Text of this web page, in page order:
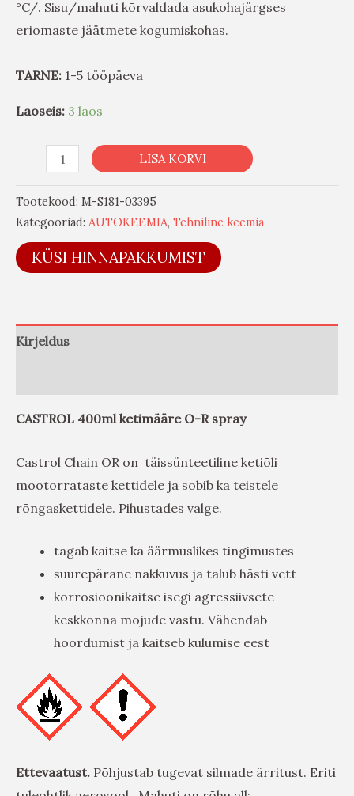
°C/. Sisu/mahuti kõrvaldada asukohajärgses
eriomaste jäätmete kogumiskohas.
TARNE: 1-5 tööpäeva
Laoseis: 3 laos
LISA KORVI
Tootekood: M-S181-03395
Kategooriad: AUTOKEEMIA, Tehniline keemia
KÜSI HINNAPAKKUMIST
Kirjeldus
CASTROL 400ml ketimääre O-R spray
Castrol Chain OR on täissünteetiline ketiõli
mootorrataste kettidele ja sobib ka teistele
rõngaskettidele. Pihustades valge.
tagab kaitse ka äärmuslikes tingimustes
suurepärane nakkuvus ja talub hästi vett
korrosioonikaitse isegi agressiivsete
keskkonna mõjude vastu. Vähendab
hõõrdumist ja kaitseb kulumise eest
Ettevaatust. Põhjustab tugevat silmade ärritust. Eriti